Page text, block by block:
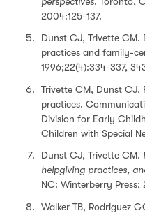
2004:125-137.
Dunst CJ, Trivette CM.
practices and family-
1996;22(4):334-337,
Trivette CM, Dunst CJ.
practices.
Division for Early
Children with Special
Dunst CJ, Trivette CM.
helpgiving practices,
NC: Winterberry Press;
Walker TB, Rodriguez